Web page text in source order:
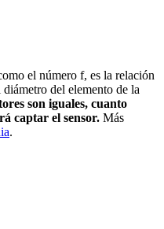
el número f, es la relación
del elemento de la
son iguales, cuanto
captar el sensor. Más
.